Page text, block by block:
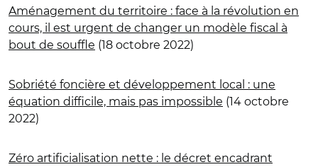
Aménagement du territoire : face à la révolution en
cours, il est urgent de changer un modèle fiscal à
bout de souffle (18 octobre 2022)
Sobriété foncière et développement local : une
équation difficile, mais pas impossible (14 octobre
2022)
Zéro artificialisation nette : le décret encadrant